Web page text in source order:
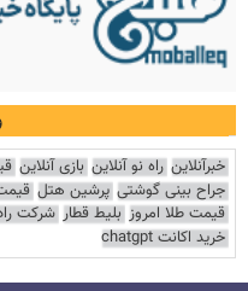
خبرآنلاین راه نو آنلاین بازی آنلاین
جراح بینی گوشتی پرشین هتل
قیمت طلا امروز بلیط قطار شرکت
خرید اکانت chatgpt